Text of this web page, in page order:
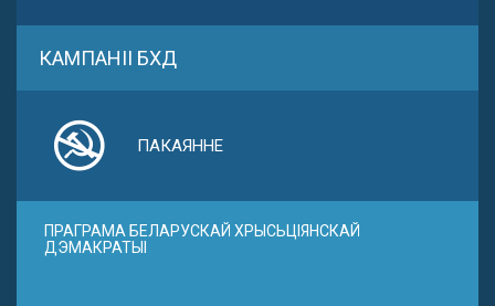
КАМПАНІІ БХД
ПАКАЯННЕ
ПРАГРАМА БЕЛАРУСКАЙ ХРЫСЬЦІЯНСКАЙ
ДЭМАКРАТЫІ